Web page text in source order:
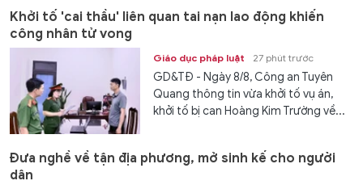
Khởi tố 'cai thầu' liên quan tai nạn lao động khiến
công nhân tử vong
Giáo dục pháp luật 27 phút trước
GD&TĐ - Ngày 8/8, Công an Tuyên
Quang thông tin vừa khởi tố vụ án,
khởi tố bị can Hoàng Kim Trường về...
Đưa nghề về tận địa phương, mở sinh kế cho người
dân